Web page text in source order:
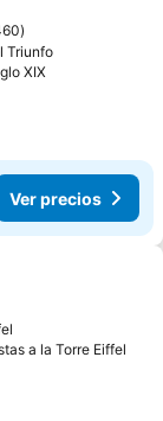
Triunfo
XIXVer precios
Ver precios
a la Torre Eiffel